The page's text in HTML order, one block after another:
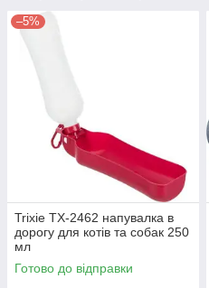
–5%
Trixie TX-2462 напувалка в
дорогу для котів та собак 250
мл
Готово до відправки